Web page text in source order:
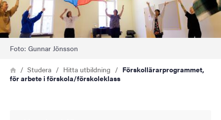
Foto: Gunnar Jönsson
Länkstig
HemStudera Hitta utbildning
Förskollärarprogrammet,
för arbete i förskola/förskoleklass